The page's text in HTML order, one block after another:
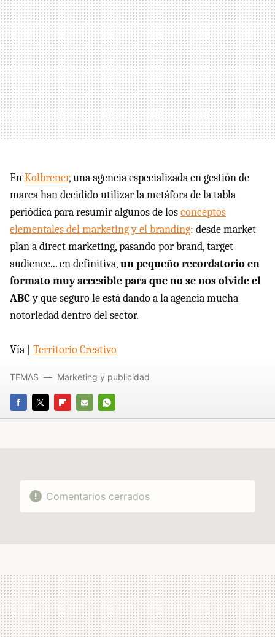
EnKolbrener, una agencia especializada en gestión de
marca han decidido utilizar la metáfora de la tabla
periódica para resumir algunos de losconceptos
elementales del marketing y el branding: desde market
plan a direct marketing, pasando por brand, target
audience... en definitiva,un pequeño recordatorio en
formato muy accesible para que no se nos olvide el
ABCy que seguro le está dando a la agencia mucha
notoriedad dentro del sector.
Vía | Territorio Creativo
FACEBOOK
TWITTERFLIPBOARD
E-
WHATSAPP
TEMAS Marketing y publicidad
Comentarios cerrados